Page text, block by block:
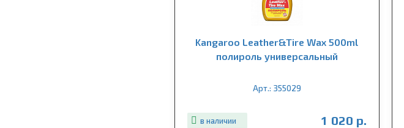
Kangaroo Leather&Tire Wax 500ml
полироль универсальный
Арт.: 355029
в наличии 1 020 р.